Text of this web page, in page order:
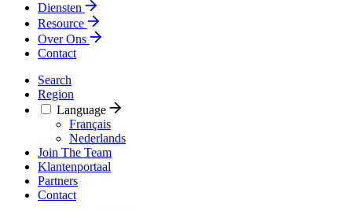
Diensten
Resource
Over Ons
Contact
Search
Region
Language
Français
Nederlands
Join The Team
Klantenportaal
Partners
Contact